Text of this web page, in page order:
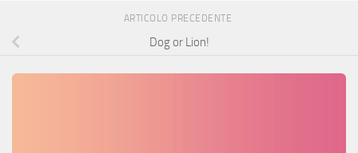
ARTICOLO PRECEDENTE
Dog or Lion!